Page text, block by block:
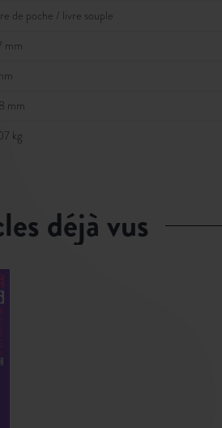
de poche / livre souple
mm
mm
kg
déjà vus